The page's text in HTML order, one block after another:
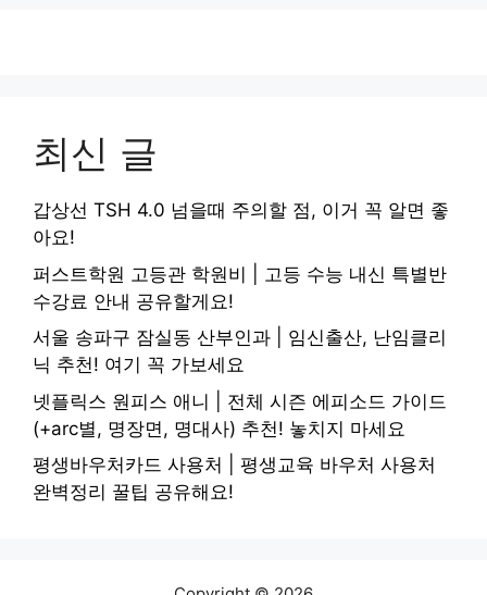
최신 글
갑상선 TSH 4.0 넘을때 주의할 점, 이거 꼭 알면 좋
아요!
퍼스트학원 고등관 학원비 | 고등 수능 내신 특별반
수강료 안내 공유할게요!
서울 송파구 잠실동 산부인과 | 임신출산, 난임클리
닉 추천! 여기 꼭 가보세요
넷플릭스 원피스 애니 | 전체 시즌 에피소드 가이드
(+arc별, 명장면, 명대사) 추천! 놓치지 마세요
평생바우처카드 사용처 | 평생교육 바우처 사용처
완벽정리 꿀팁 공유해요!